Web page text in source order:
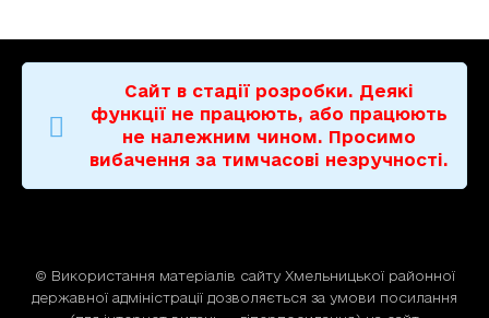
Сайт в стадії розробки. Деякі
функції не працюють, або працюють
не належним чином. Просимо
вибачення за тимчасові незручності.
© Використання матерiалiв сайту Хмельницької районної
державної адміністрації дозволяється за умови посилання